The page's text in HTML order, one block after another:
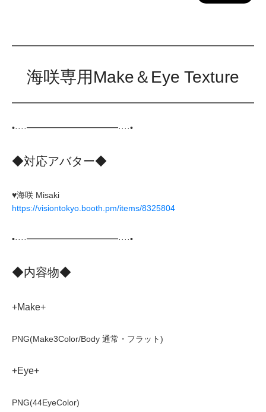
海咲専用Make＆Eye Texture
•····━━━━━━━━━━━····•
◆対応アバター◆
♥海咲 Misaki
https://visiontokyo.booth.pm/items/8325804
•····━━━━━━━━━━━····•
◆内容物◆
+Make+
PNG(Make3Color/Body 通常・フラット)
+Eye+
PNG(44EyeColor)